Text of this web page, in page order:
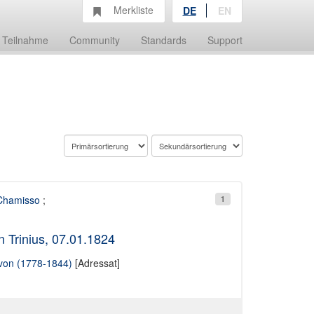
Teilnahme Community Standards Support
Merkliste DE EN
1
;
Trinius, 07.01.1824
(1778-1844) [Adressat]